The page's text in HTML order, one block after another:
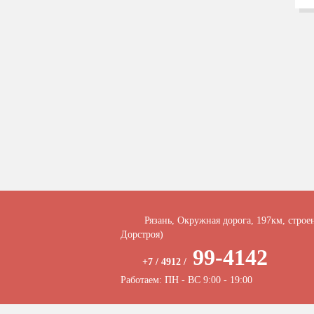
Рязань, Окружная дорога, 197км,
Дорстроя)
+7 / 4912 / 99-4142
Работаем: ПН - ВС 9:00 - 19:00